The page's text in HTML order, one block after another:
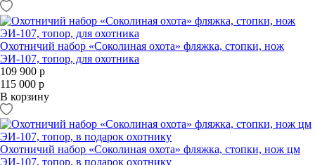
Охотничий набор «Соколиная охота» фляжка, стопки, нож
ЭИ-107, топор, для охотника
109 900 р
115 000 р
В корзину
Охотничий набор «Соколиная охота» фляжка, стопки, нож цм
ЭИ-107, топор, в подарок охотнику